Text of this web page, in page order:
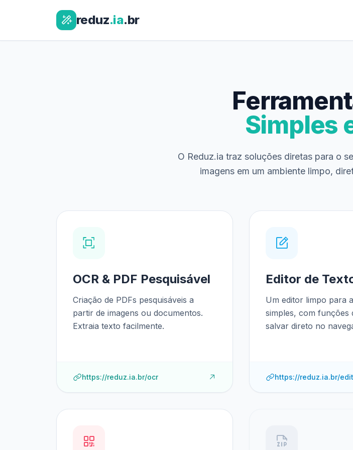
reduz.ia.br
Simples
O Reduz.ia traz soluções diretas para o
imagens em um ambiente limpo,
OCR & PDF Pesquisável
Criação de PDFs pesquisáveis a
partir de imagens ou documentos.
Extraia texto facilmente.
https://reduz.ia.br/ocr
Editor de
Um editor limpo para
simples, com funções
salvar direto no
https://reduz.ia.br/